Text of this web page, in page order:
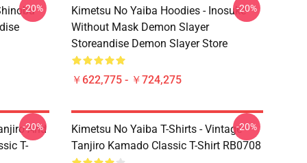
-20%
Kimetsu No Yaiba Hoodies - Inosuke
Without Mask Demon Slayer
Storeandise Demon Slayer Store
￥622,775 - ￥724,275
-20%
And
T-
-20%
Kimetsu No Yaiba T-Shirts - Vintage
Tanjiro Kamado Classic T-Shirt RB0708
-20%